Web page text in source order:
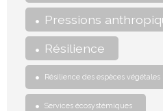
Pressions
Résilience
Résilience des espèces végétales
Services écosystémiques